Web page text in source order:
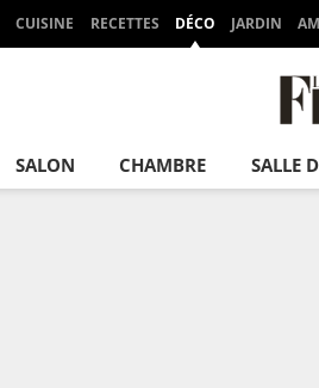
CUISINE RECETTES DÉCO JARDIN
SALON CHAMBRE SALLE